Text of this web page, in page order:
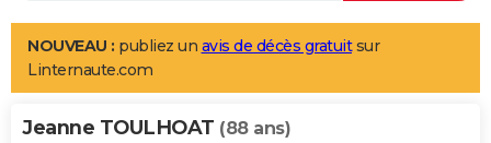
LIFESTYLE
Art de vivre
Bien-être
Loisirs
Mode
Modes de vie
Alimentation
Guide de la santé
Maladies
Médicaments
Sommeil
VOYAGE
NOUVEAU : publiez un avis de décès gratuitsur
Linternaute.com
Jeanne TOULHOAT (88 ans)